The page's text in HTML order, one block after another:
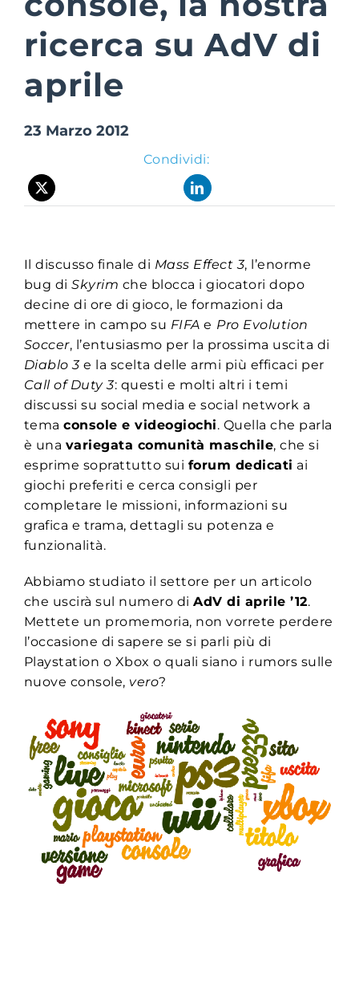
Suite Login
ricerca su AdV di
aprile
23 Marzo 2012
Condividi:
Il discusso finale di Mass Effect 3, l’enorme
bug diSkyrim che blocca i giocatori dopo
decine di ore di gioco, le formazioni da
mettere in campo su FIFA e Pro Evolution
Soccer, l’entusiasmo per la prossima uscita di
Diablo 3 e la scelta delle armi più efficaci per
Call of Duty 3: questi e molti altri i temi
discussi su social media e social network a
temaconsole e videogiochi. Quella che parla
è una variegata comunità maschile, che si
esprime soprattutto sui forum dedicati ai
giochi preferiti e cerca consigli per
completare le missioni, informazioni su
grafica e trama, dettagli su potenza e
funzionalità.
Abbiamo studiato il settore per un articolo
che uscirà sul numero diAdV di aprile ’12.
Mettete un promemoria, non vorrete perdere
l’occasione di sapere se si parli più di
Playstation o Xbox o quali siano i rumors sulle
nuove console, vero?